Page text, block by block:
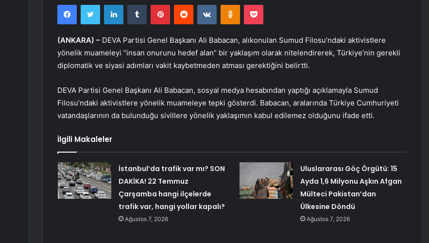
FacebookTwitter LinkedInTumblr PinterestReddit VKontakteOdnoklassniki
Pocket
(ANKARA) – DEVA Partisi Genel Başkanı Ali Babacan, alıkonulan Sumud Filosu’ndaki aktivistlere
yönelik muameleyi “insan onurunu hedef alan” bir yaklaşım olarak nitelendirerek, Türkiye’nin gerekli
diplomatik ve siyasi adımları vakit kaybetmeden atması gerektiğini belirtti.
DEVA Partisi Genel Başkanı Ali Babacan, sosyal medya hesabından yaptığı açıklamayla Sumud
Filosu’ndaki aktivistlere yönelik muameleye tepki gösterdi. Babacan, aralarında Türkiye Cumhuriyeti
vatandaşlarının da bulunduğu sivillere yönelik yaklaşımın kabul edilemez olduğunu ifade etti.
İlgili Makaleler
İstanbul’da trafik var mı? SON
DAKİKA! 22 Temmuz
Çarşamba hangi ilçelerde
trafik var, hangi yollar kapalı?
Ağustos 7, 2026
Uluslararası Göç Örgütü: 15
Ayda 1,6 Milyonu Aşkın Afgan
Mülteci Pakistan’dan
Ülkesine Döndü
Ağustos 7, 2026